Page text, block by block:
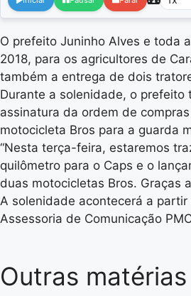
O prefeito Juninho Alves e toda
2018, para os agricultores de
também a entrega de dois
Durante a solenidade, o prefeito
assinatura da ordem de
motocicleta Bros para a guarda
“Nesta terça-feira, estaremos
quilômetro para o Caps e o
duas motocicletas Bros. Graças
A solenidade acontecerá a
Assessoria de Comunicação
Outras matérias